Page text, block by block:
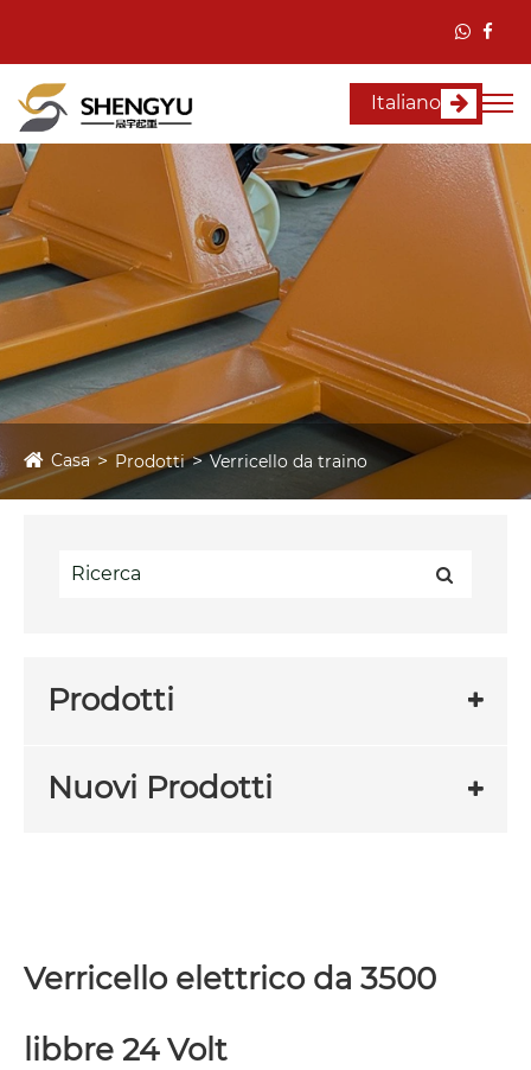
Italiano
Casa Prodotti Verricello da traino
Prodotti
Nuovi Prodotti
Verricello elettrico da 3500
libbre 24 Volt